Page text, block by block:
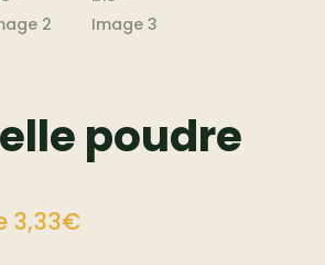
poudre
3,33€